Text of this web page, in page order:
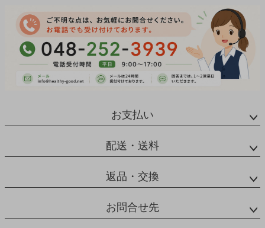
お支払い
配送・送料
返品・交換
お問合せ先